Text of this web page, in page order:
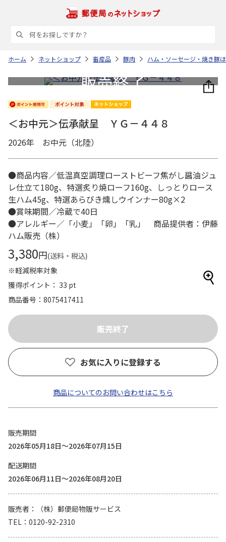
ホーム ネットショップ 畜産品 豚肉 ハム・ソーセージ・焼き豚
＜お中元＞伝承献呈 ＹＧ－４４８
2026年 お中元（北陸）
●商品内容／低温真空調理ローストビーフ焦がし醤油ジュ
レ仕立て180g、特選炙り焼ローフ160g、しっとりロース
生ハム45g、特選あらびき燻しウインナー80g×2
●賞味期間／冷蔵で40日
●アレルギー／「小麦」「卵」「乳」 商品提供者：伊藤
ハム販売（株）
3,380円(送料・税込)
※軽減税率対象
獲得ポイント： 33 pt
商品番号
8075417411
お気に入りに登録する
商品についてのお問い合わせはこちら
販売期間
2026年05月18日～2026年07月15日
配送期間
2026年06月11日～2026年08月20日
販売者
（株）郵便局物販サービス
TEL
0120-92-2310